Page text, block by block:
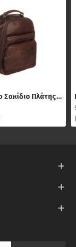
Δερμάτινο Σακίδιο Πλάτης Chesterfield C58.018401, Καφέ